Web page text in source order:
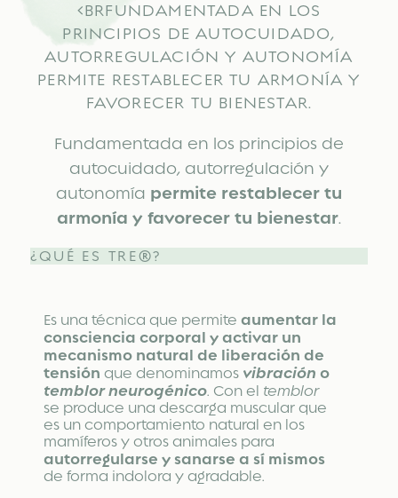
<BRFUNDAMENTADA EN LOS
PRINCIPIOS DE AUTOCUIDADO,
AUTORREGULACIÓN Y AUTONOMÍA
PERMITE RESTABLECER TU ARMONÍA Y
FAVORECER TU BIENESTAR.
Fundamentada en los principios de
autocuidado, autorregulación y
autonomía permite restablecer tu
armonía y favorecer tu bienestar.
¿QUÉ ES TRE®?
Es una técnica que permiteaumentar la
consciencia corporal y activar un
mecanismo natural de liberación de
tensión que denominamos vibración o
temblor neurogénico. Con el temblor
se produce una descarga muscular que
es un comportamiento natural en los
mamíferos y otros animales para
autorregularse y sanarse a sí mismos
de forma indolora y agradable.